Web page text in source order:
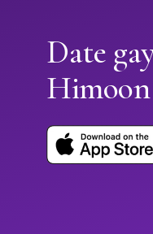
Date
Himoon